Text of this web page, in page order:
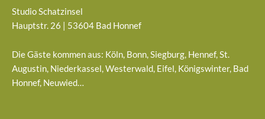
Studio Schatzinsel
Hauptstr. 26 | 53604 Bad Honnef
Die Gäste kommen aus: Köln, Bonn, Siegburg, Hennef, St.
Augustin, Niederkassel, Westerwald, Eifel, Königswinter, Bad
Honnef, Neuwied…